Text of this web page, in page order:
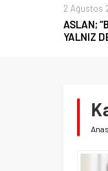
2 Ağustos
ASLAN;
YALNIZ